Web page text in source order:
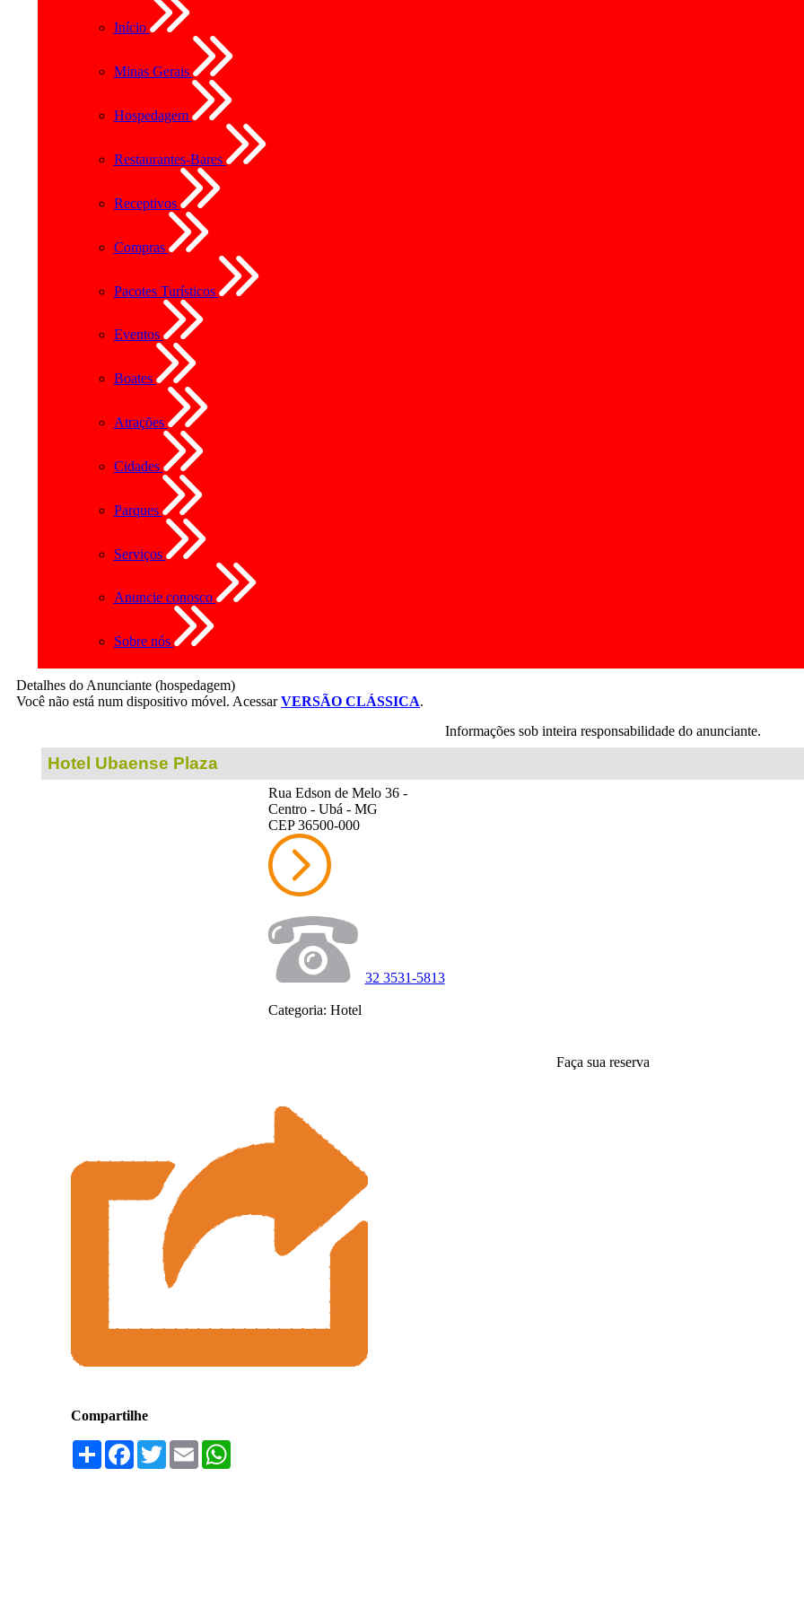
Início
Minas Gerais
Hospedagem
Restaurantes-Bares
Receptivos
Compras
Pacotes Turísticos
Eventos
Boates
Atrações
Cidades
Parques
Serviços
Anuncie conosco
Sobre nós
Detalhes do Anunciante (hospedagem)
Você não está num dispositivo móvel. AcessarVERSÃO CLÁSSICA.
Informações sob inteira responsabilidade do anunciante.
Hotel Ubaense Plaza
Rua Edson de Melo 36 -
Centro - Ubá - MG
CEP 36500-000
32 3531-5813
Categoria: Hotel
Faça sua reserva
Compartilhe
Compartilhar
Facebook
TwitterEmailWhatsApp